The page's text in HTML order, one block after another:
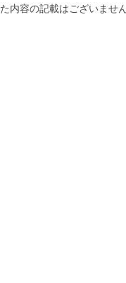
容の記載はございませ